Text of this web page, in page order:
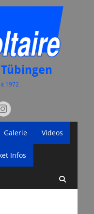
1972
Galerie Videos
Infos